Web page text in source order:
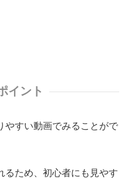
イント
やすい動画でみることがで
るため、初心者にも見やす